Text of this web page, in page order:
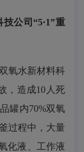
公司“5·1”重
氧水新材料科
，造成10人死
罐内70%双氧
过程中，大量
化液、工作液